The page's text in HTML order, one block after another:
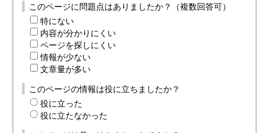
このページに問題点はありましたか？（複数回答可）
特にない
内容が分かりにくい
ページを探しにくい
情報が少ない
文章量が多い
このページの情報は役に立ちましたか？
役に立った
役に立たなかった